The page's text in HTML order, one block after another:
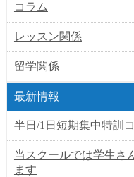
コラム
レッスン関係
留学関係
最新情報
半日/1日短期集中特訓
当スクールでは学生さ
ます